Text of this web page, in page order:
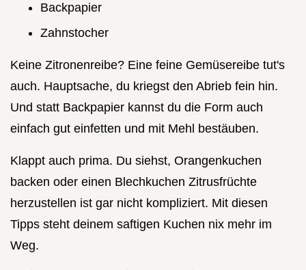
Backpapier
Zahnstocher
Keine Zitronenreibe? Eine feine Gemüsereibe tut's
auch. Hauptsache, du kriegst den Abrieb fein hin.
Und statt Backpapier kannst du die Form auch
einfach gut einfetten und mit Mehl bestäuben.
Klappt auch prima. Du siehst, Orangenkuchen
backen oder einen Blechkuchen Zitrusfrüchte
herzustellen ist gar nicht kompliziert. Mit diesen
Tipps steht deinem saftigen Kuchen nix mehr im
Weg.